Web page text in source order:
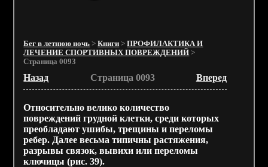
Бег в летнюю ночь >Книги >ПРОФИЛАКТИКА И
ЛЕЧЕНИЕ СПОРТИВНЫХ ПОВРЕЖДЕНИЙ >
Страница 0093
Назад Страница 0093 Вперед
Относительно велико количество
повреждений грудной клетки, среди которых
преобладают ушибы, трещины и переломы
ребер. Далее весьма типичны растяжения,
разрывы связок, вывихи или переломы
ключицы (рис. 39).